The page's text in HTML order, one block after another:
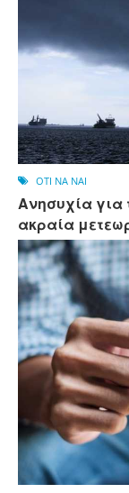
OTI NA NAI
Ανησυχία για
ακραία